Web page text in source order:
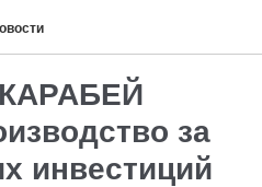
за
инвестиций